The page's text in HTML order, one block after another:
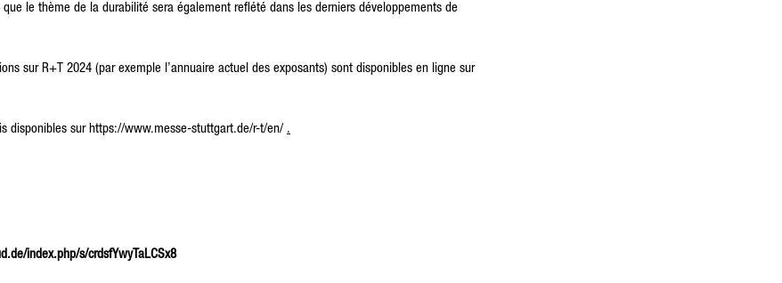
le thème de la durabilité sera également reflété dans les derniers développements de
sur R+T 2024 (par exemple l’annuaire actuel des exposants) sont disponibles en ligne sur
disponibles sur https://www.messe-stuttgart.de/r-t/en/ .
index.php/s/crdsfYwyTaLCSx8